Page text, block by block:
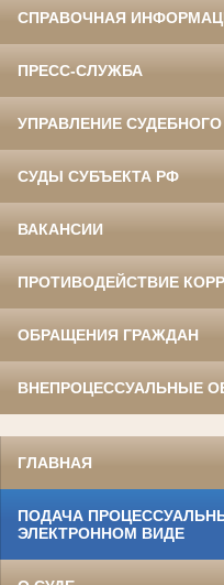
СПРАВОЧНАЯ
ПРЕСС-СЛУЖБА
УПРАВЛЕНИЕ
СУДЫ СУБЪЕКТА РФ
ВАКАНСИИ
ПРОТИВОДЕЙСТВИЕ
ОБРАЩЕНИЯ ГРАЖДАН
ВНЕПРОЦЕССУАЛЬНЫЕ
ГЛАВНАЯ
ПОДАЧА
ЭЛЕКТРОННОМ ВИДЕ